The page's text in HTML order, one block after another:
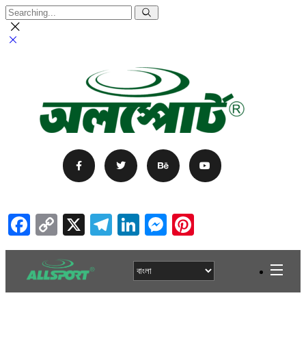
Facebook
Copy
Link
X Telegram
LinkedIn
Messenger